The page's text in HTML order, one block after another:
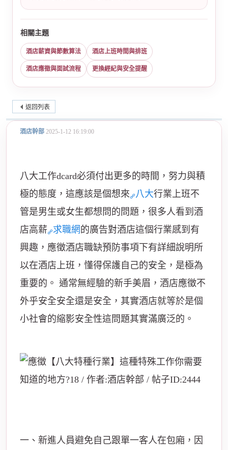
相關主題
酒店薪資與節數算法 酒店上班時間與排班
酒店應徵與面試流程 更換經紀與安全提醒
返回列表
酒店幹部 2025-1-12 16:19:00
八大工作dcard必須付出更多的時間，努力與積
極的態度，這應該是個想來
八大行業上班不
管是男生或女生都想問的問題，很多人看到酒
店高薪 求職網 的廣告對酒店這個行業感到有
興趣，應徵酒店職缺預防事項下有詳細說明所
以在酒店上班，懂得保護自己的安全，是極為
重要的。 通常無經驗的新手美眉，酒店應徵不
外乎安全安全還是安全，其實酒店就等於是個
小社會的縮影安全性這問題其實滿廣泛的。
一、新進人員避免自己跟單一客人在包廂，因